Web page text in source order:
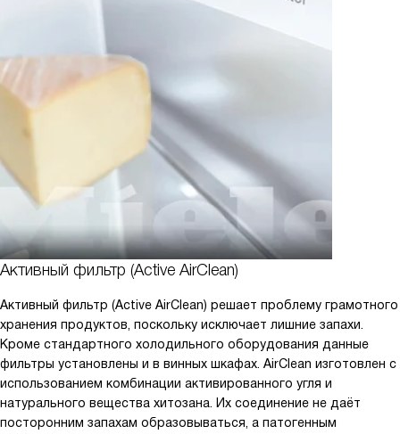
Активный фильтр (Active AirClean)
Активный фильтр (Active AirClean) решает проблему грамотного
хранения продуктов, поскольку исключает лишние запахи.
Кроме стандартного холодильного оборудования данные
фильтры установлены и в винных шкафах. AirClean изготовлен с
использованием комбинации активированного угля и
натурального вещества хитозана. Их соединение не даёт
посторонним запахам образовываться, а патогенным